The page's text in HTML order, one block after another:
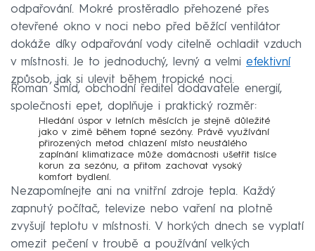
odpařování. Mokré prostěradlo přehozené přes
otevřené okno v noci nebo před běžící ventilátor
dokáže díky odpařování vody citelně ochladit vzduch
v místnosti. Je to jednoduchý, levný a velmi efektivní
způsob, jak si ulevit během tropické noci.
Roman Šmíd, obchodní ředitel dodavatele energií,
společnosti epet, doplňuje i praktický rozměr:
Hledání úspor v letních měsících je stejně důležité
jako v zimě během topné sezóny. Právě využívání
přirozených metod chlazení místo neustálého
zapínání klimatizace může domácnosti ušetřit tisíce
korun za sezónu, a přitom zachovat vysoký
komfort bydlení.
Nezapomínejte ani na vnitřní zdroje tepla. Každý
zapnutý počítač, televize nebo vaření na plotně
zvyšují teplotu v místnosti. V horkých dnech se vyplatí
omezit pečení v troubě a používání velkých